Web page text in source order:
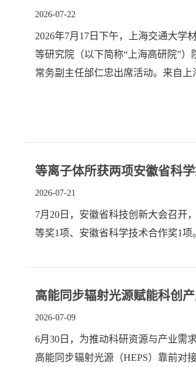
2026-07-22
2026年7月17日下午，上海交通大学
等研究院（以下简称“上海高研院”
常务副主任邰仁忠出席活动。来自
等离子体所获两项安徽省科
2026-07-21
7月20日，安徽省科技创新大会召开
等奖1项、安徽省科学技术合作奖1项
高能同步辐射光源赋能科创
2026-07-09
6月30日，为推动科研资源与产业需
高能同步辐射光源（HEPS）靠前对